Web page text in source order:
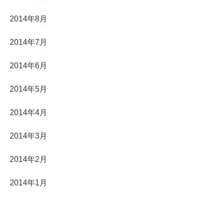
2014年8月
2014年7月
2014年6月
2014年5月
2014年4月
2014年3月
2014年2月
2014年1月